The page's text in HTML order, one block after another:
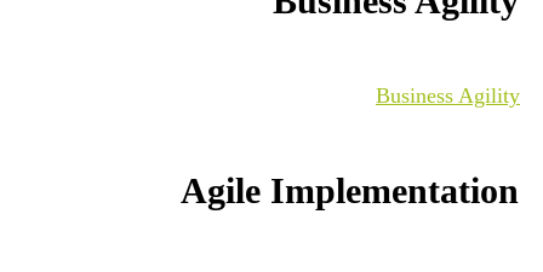
Business Agility
Agile Implementation